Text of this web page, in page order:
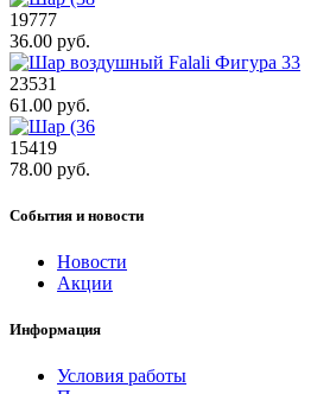
19777
36.00 руб.
23531
61.00 руб.
15419
78.00 руб.
События и новости
Новости
Акции
Информация
Условия работы